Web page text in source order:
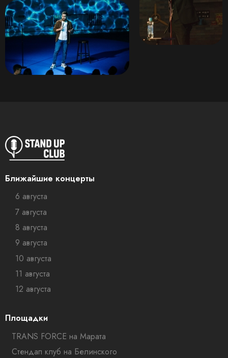
Ближайшие концерты
6 августа
7 августа
8 августа
9 августа
10 августа
11 августа
12 августа
Площадки
TRANS FORCE на Марата
Стендап клуб на Белинского